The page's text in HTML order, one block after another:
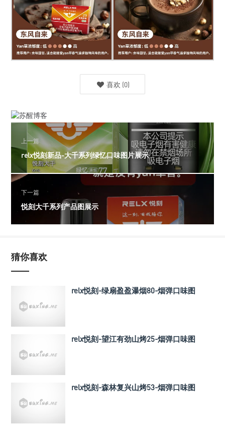
喜欢 (0)
上一篇
relx悦刻新品-大千系列绿忆口味图片展示
下一篇
悦刻大千系列产品图展示
猜你喜欢
relx悦刻-绿扇盈盈瀑烟80-烟弹口味图
relx悦刻-望江有劲山烤25-烟弹口味图
relx悦刻-森林复兴山烤53-烟弹口味图